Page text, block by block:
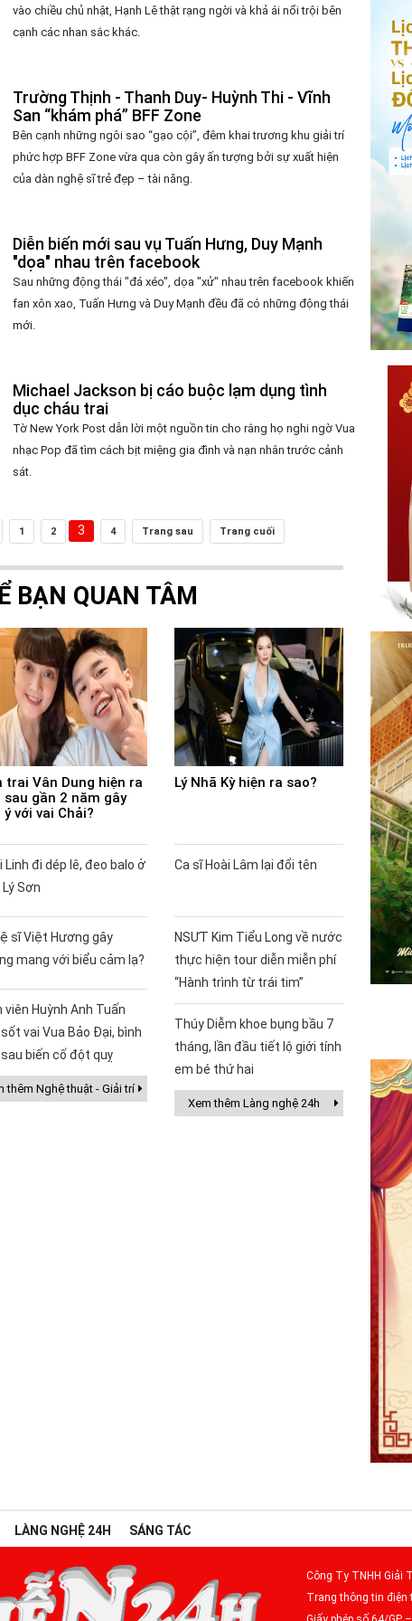
vào chiều chủ nhật, Hạnh Lê thật rạng ngời và khả ái nổi trội bên
cạnh các nhan sắc khác.
Trường Thịnh - Thanh Duy- Huỳnh Thi - Vĩnh
San “khám phá” BFF Zone
Bên cạnh những ngôi sao “gạo cội”, đêm khai trương khu giải trí
phức hợp BFF Zone vừa qua còn gây ấn tượng bởi sự xuất hiện
của dàn nghệ sĩ trẻ đẹp – tài năng.
Diễn biến mới sau vụ Tuấn Hưng, Duy Mạnh
"dọa" nhau trên facebook
Sau những động thái "đá xéo", dọa "xử" nhau trên facebook khiến
fan xôn xao, Tuấn Hưng và Duy Mạnh đều đã có những động thái
mới.
Michael Jackson bị cáo buộc lạm dụng tình
dục cháu trai
Tờ New York Post dẫn lời một nguồn tin cho rằng họ nghi ngờ Vua
nhạc Pop đã tìm cách bịt miệng gia đình và nạn nhân trước cảnh
sát.
1 2 3 4 Trang sau Trang cuối
BẠN QUAN TÂM
trai Vân Dung hiện ra
sau gần 2 năm gây
ý với vai Chải?
Linh đi dép lê, đeo balo ở
Sơn
sĩ Việt Hương gây
mang với biểu cảm lạ?
viên Huỳnh Anh Tuấn
vai Vua Bảo Đại, bình
biến cố đột quỵ
thêm Nghệ thuật - Giải trí
Lý Nhã Kỳ hiện ra sao?
Ca sĩ Hoài Lâm lại đổi tên
NSƯT Kim Tiểu Long về nước
thực hiện tour diễn miễn phí
“Hành trình từ trái tim”
Thúy Diễm khoe bụng bầu 7
tháng, lần đầu tiết lộ giới tính
em bé thứ hai
Xem thêm Làng nghệ 24h
LÀNG NGHỆ 24H SÁNG TÁC
Công Ty TNHH Giải
Trang thông tin điện